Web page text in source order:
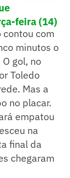
feira (14)
contou com
minutos o
gol, no
Toledo
Mas a
no placar.
empatou
na
final da
chegaram